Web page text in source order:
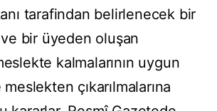
tarafindan belirlenecek bir
bir üyeden oluşan
kalmalarının uygun
meslekten çıkarılmalarına